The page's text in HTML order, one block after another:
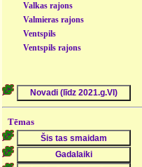
Valkas rajons
Valmieras rajons
Ventspils
Ventspils rajons
Tēmas